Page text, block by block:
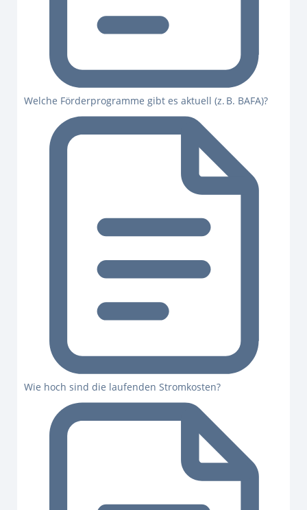
Welche Förderprogramme gibt es aktuell (z. B. BAFA)?
Wie hoch sind die laufenden Stromkosten?